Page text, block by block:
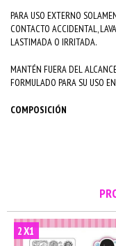
PARA USO EXTERNO
CONTACTO ACCIDENTAL,
LASTIMADA O IRRITADA.
MANTÉN FUERA DEL
FORMULADO PARA SU USO
COMPOSICIÓN
2X1